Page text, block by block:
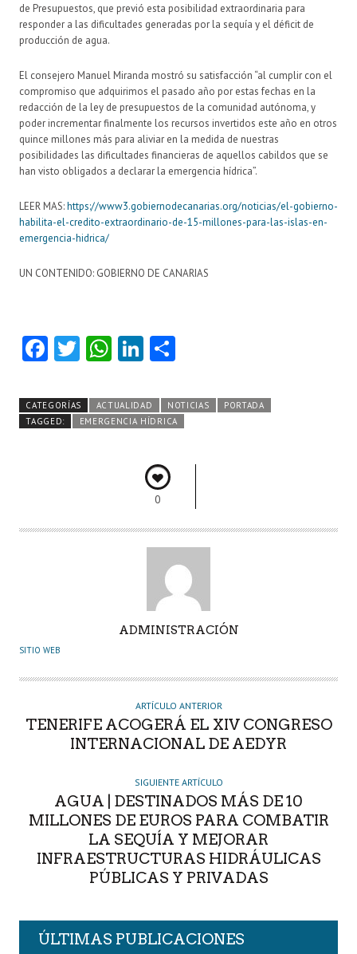
de Presupuestos, que previó esta posibilidad extraordinaria para
responder a las dificultades generadas por la sequía y el déficit de
producción de agua.
El consejero Manuel Miranda mostró su satisfacción “al cumplir con el
compromiso que adquirimos el pasado año por estas fechas en la
redacción de la ley de presupuestos de la comunidad autónoma, y
poder incrementar finalmente los recursos invertidos este año en otros
quince millones más para aliviar en la medida de nuestras
posibilidades las dificultades financieras de aquellos cabildos que se
han visto obligados a declarar la emergencia hídrica”.
LEER MAS:https://www3.gobiernodecanarias.org/noticias/el-gobierno-
habilita-el-credito-extraordinario-de-15-millones-para-las-islas-en-
emergencia-hidrica/
UN CONTENIDO: GOBIERNO DE CANARIAS
Fa
b
o
T
itt
er
W
ts
A
Li
e
dI
m
pa
CATEGORÍAS ACTUALIDAD NOTICIAS
PORTADA
TAGGED:
EMERGENCIA HÍDRICA
0
U
O
ADMINISTRACIÓN
SITIO WEB
ARTÍCULO ANTERIOR
TENERIFE ACOGERÁ EL XIV CONGRESO
INTERNACIONAL DE AEDYR
SIGUIENTE ARTÍCULO
AGUA | DESTINADOS MÁS DE 10
MILLONES DE EUROS PARA COMBATIR
LA SEQUÍA Y MEJORAR
INFRAESTRUCTURAS HIDRÁULICAS
PÚBLICAS Y PRIVADAS
ÚLTIMAS PUBLICACIONES